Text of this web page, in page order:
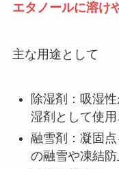
エタノールに溶け
主な用途として
除湿剤：吸湿
湿剤として使用
融雪剤：凝固
の融雪や凍結防